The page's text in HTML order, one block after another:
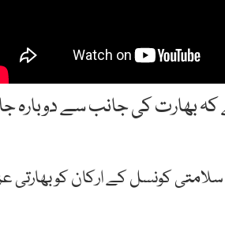
کہ بھارت کی جانب سے
کونسل کے ارکان کو بھارتی